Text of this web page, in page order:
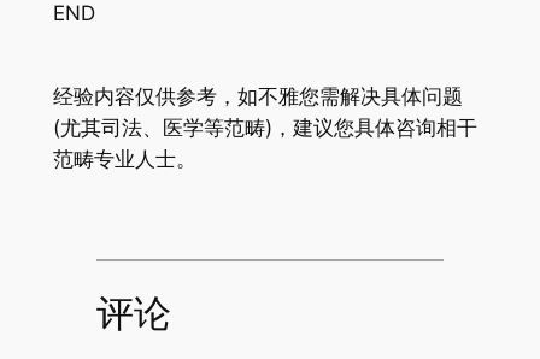
END
经验内容仅供参考，如不雅您需解决具体问题
(尤其司法、医学等范畴)，建议您具体咨询相干
范畴专业人士。
评论